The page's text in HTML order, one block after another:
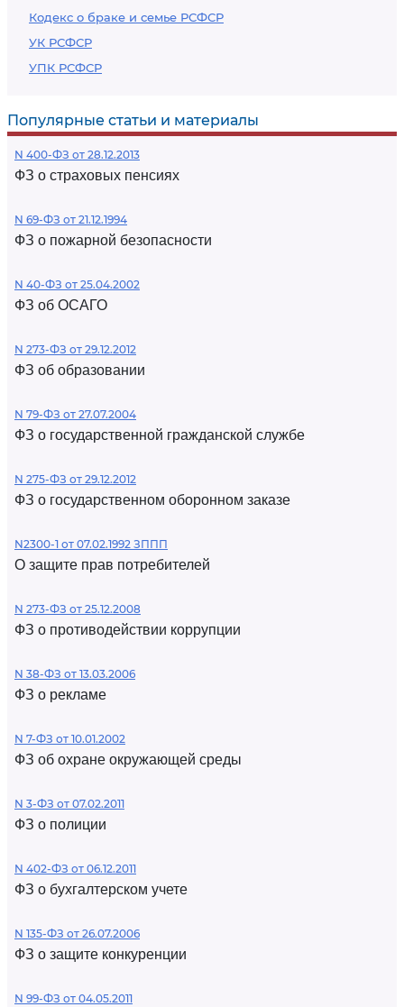
Кодекс о браке и семье РСФСР
УК РСФСР
УПК РСФСР
Популярные статьи и материалы
N 400-ФЗ от 28.12.2013
ФЗ о страховых пенсиях
N 69-ФЗ от 21.12.1994
ФЗ о пожарной безопасности
N 40-ФЗ от 25.04.2002
ФЗ об ОСАГО
N 273-ФЗ от 29.12.2012
ФЗ об образовании
N 79-ФЗ от 27.07.2004
ФЗ о государственной гражданской службе
N 275-ФЗ от 29.12.2012
ФЗ о государственном оборонном заказе
N2300-1 от 07.02.1992 ЗППП
О защите прав потребителей
N 273-ФЗ от 25.12.2008
ФЗ о противодействии коррупции
N 38-ФЗ от 13.03.2006
ФЗ о рекламе
N 7-ФЗ от 10.01.2002
ФЗ об охране окружающей среды
N 3-ФЗ от 07.02.2011
ФЗ о полиции
N 402-ФЗ от 06.12.2011
ФЗ о бухгалтерском учете
N 135-ФЗ от 26.07.2006
ФЗ о защите конкуренции
N 99-ФЗ от 04.05.2011